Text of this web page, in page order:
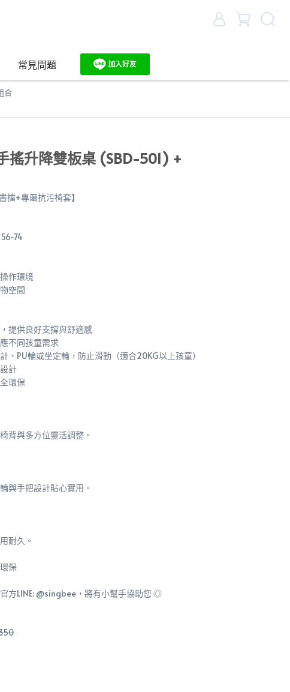
常見問題
合
搖升降雙板桌 (SBD-501) +
擋+專屬抗污椅套】
作環境
空間
提供良好支撐與舒適感
不同孩童需求
PU輪或坐定輪，防止滑動（適合20KG以上孩童）
計
環保
背與多方位靈活調整。
與手把設計貼心實用。
耐久。
保
方LINE: @singbee，將有小幫手協助您 ◎